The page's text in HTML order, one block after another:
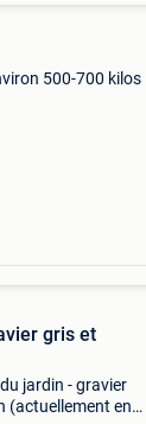
500-700 kilos
gris et
jardin - gravier
(actuellement en